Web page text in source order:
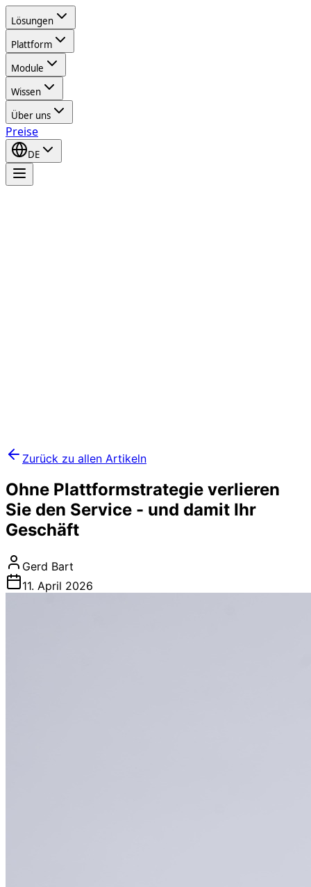
Lösungen
Plattform
Module
Wissen
Über uns
Preise
DE
Zurück zu allen Artikeln
Ohne Plattformstrategie verlieren
Sie den Service - und damit Ihr
Geschäft
Gerd Bart
11. April 2026